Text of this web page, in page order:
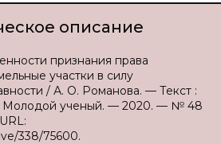
описание
признания права
участки в силу
/ А. О. Романова. — Текст :
Молодой ученый. — 2020. — № 48
338/75600.